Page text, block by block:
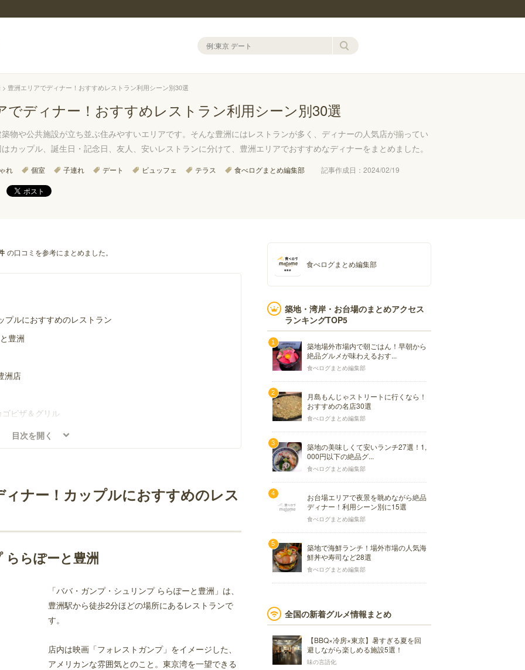
豊洲エリアでディナー！おすすめレストラン利用シーン別30選
でディナー！おすすめレストラン利用シーン別30選
物や公共施設が立ち並ぶ住みやすいエリアです。そんな豊洲にはレストランが多く、ディナーの人気店が揃ってい
カップル、誕生日・記念日、友人、安いレストランに分けて、豊洲エリアでおすすめなディナーをまとめました。
れ 個室 子連れ デート ビュッフェ テラス 食べログまとめ編集部 記事作成日：2024/02/19
の口コミを参考にまとめました。
プルにおすすめのレストラン
豊洲
洲店
ピザ＆グリル
目次を開く
ナー！カップルにおすすめのレス
らぽーと豊洲
「ババ・ガンプ・シュリンプ ららぽーと豊洲」は、
豊洲駅から徒歩2分ほどの場所にあるレストランで
す。
店内は映画「フォレストガンプ」をイメージした、
アメリカンな雰囲気とのこと。東京湾を一望できる
食べログまとめ編集部
築地・湾岸・お台場のまとめアクセス
ランキングTOP5
築地場外市場内で朝ごはん！早朝から
絶品グルメが味わえるおす...
食べログまとめ編集部
月島もんじゃストリートに行くなら！
おすすめの名店30選
食べログまとめ編集部
築地の美味しくて安いランチ27選！1,
000円以下の絶品グ...
食べログまとめ編集部
お台場エリアで夜景を眺めながら絶品
ディナー！利用シーン別に15選
食べログまとめ編集部
築地で海鮮ランチ！場外市場の人気海
鮮丼や寿司など28選
食べログまとめ編集部
全国の新着グルメ情報まとめ
【BBQ×冷房×東京】暑すぎる夏を回
避しながら楽しめる施設5選！
味の言語化